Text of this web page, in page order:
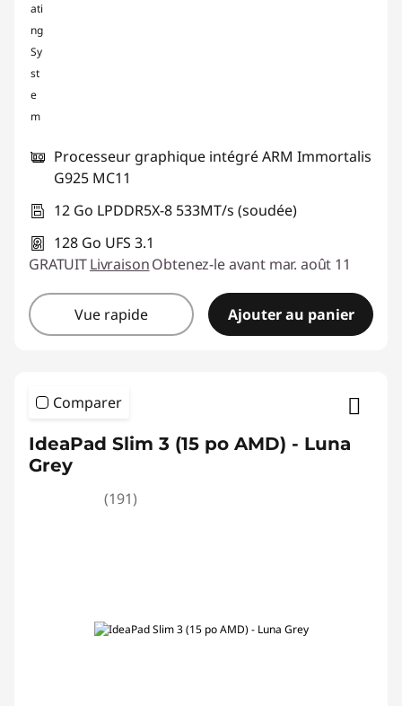
Processeur graphique intégré ARM Immortalis
G925 MC11
12 Go LPDDR5X-8 533MT/s (soudée)
128 Go UFS 3.1
GRATUITLivraisonObtenez-le avant mar. août 11
Vue rapide Ajouter au panier
Comparer
IdeaPad Slim 3 (15 po AMD) - Luna
Grey
(191)